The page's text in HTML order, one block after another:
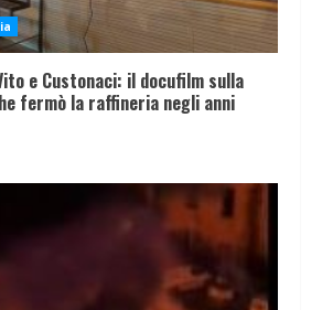
e Custonaci: il docufilm sulla
fermò la raffineria negli anni